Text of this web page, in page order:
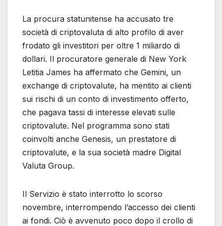
La procura statunitense ha accusato tre
società di criptovaluta di alto profilo di aver
frodato gli investitori per oltre 1 miliardo di
dollari. Il procuratore generale di New York
Letitia James ha affermato che Gemini, un
exchange di criptovalute, ha mentito ai clienti
sui rischi di un conto di investimento offerto,
che pagava tassi di interesse elevati sulle
criptovalute. Nel programma sono stati
coinvolti anche Genesis, un prestatore di
criptovalute, e la sua società madre Digital
Valuta Group.
Il Servizio è stato interrotto lo scorso
novembre, interrompendo l’accesso dei clienti
ai fondi. Ciò è avvenuto poco dopo il crollo di